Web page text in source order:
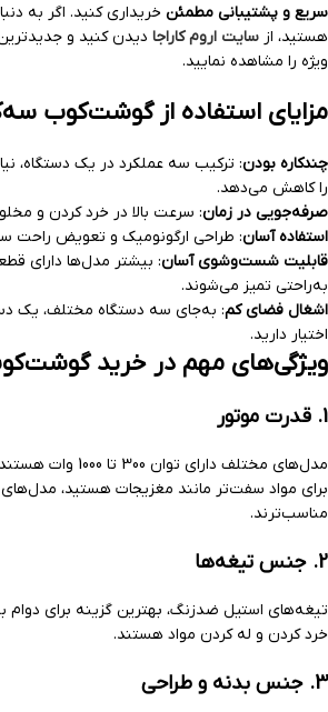
سریع و پشتیبانی مطمئن خریداری کنید. اگر به
هستید، از سایت اروم کاراجا دیدن کنید و
ویژه را مشاهده نمایید.
مزایای استفاده از گوشت‌کوب
چندکاره بودن: ترکیب سه عملکرد در یک دستگاه،
را کاهش می‌دهد.
صرفه‌جویی در زمان: سرعت بالا در خرد کردن و
استفاده آسان: طراحی ارگونومیک و تعویض راحت
قابلیت شست‌وشوی آسان: بیشتر مدل‌ها دارای
به‌راحتی تمیز می‌شوند.
اشغال فضای کم: به‌جای سه دستگاه مختلف، یک
اختیار دارید.
ویژگی‌های مهم در خرید
1. قدرت موتور
مدل‌های مختلف دارای
مناسب‌ترند.
2. جنس تیغه‌ها
تیغه‌های استیل ضدزنگ، بهترین گزینه برای دوام
خرد کردن و له کردن مواد هستند.
3. جنس بدنه و طراحی